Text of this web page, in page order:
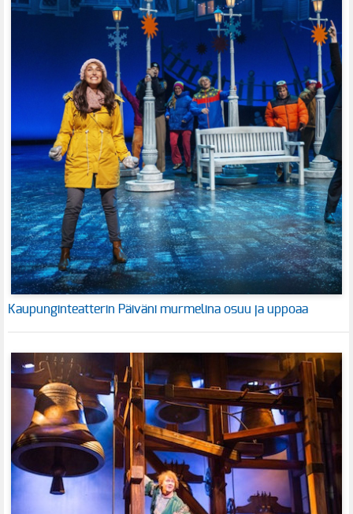
Kaupunginteatterin Päiväni murmelina osuu ja uppoaa